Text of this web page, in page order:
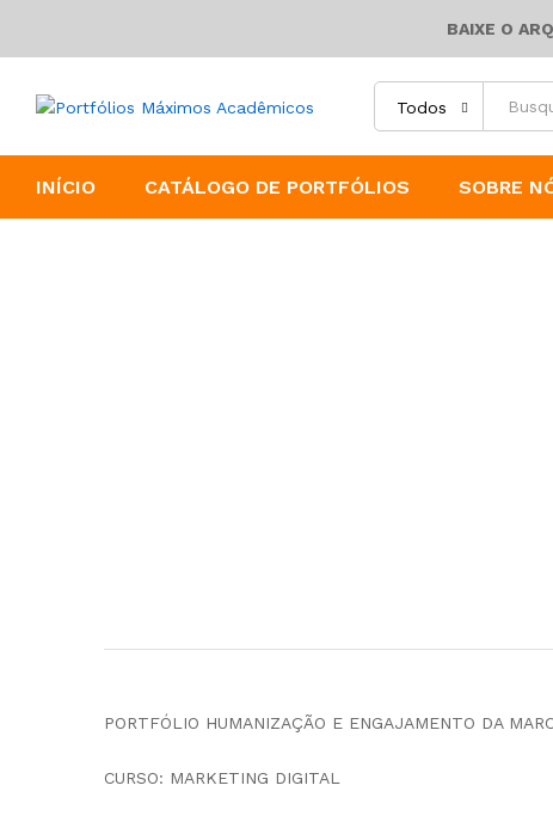
BAIXE O
Todos
INÍCIO CATÁLOGO DE PORTFÓLIOS SOBRE
PORTFÓLIO HUMANIZAÇÃO E ENGAJAMENTO DA
CURSO: MARKETING DIGITAL